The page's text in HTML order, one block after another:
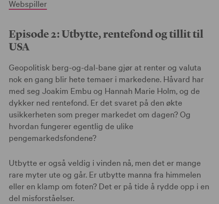
Webspiller
Episode 2: Utbytte, rentefond og tillit til
USA
Geopolitisk berg-og-dal-bane gjør at renter og valuta
nok en gang blir hete temaer i markedene. Håvard har
med seg Joakim Embu og Hannah Marie Holm, og de
dykker ned rentefond. Er det svaret på den økte
usikkerheten som preger markedet om dagen? Og
hvordan fungerer egentlig de ulike
pengemarkedsfondene?
Utbytte er også veldig i vinden nå, men det er mange
rare myter ute og går. Er utbytte manna fra himmelen
eller en klamp om foten? Det er på tide å rydde opp i en
del misforståelser.